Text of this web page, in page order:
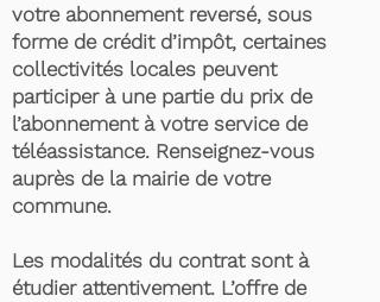
votre abonnement reversé, sous
forme de crédit d’impôt, certaines
collectivités locales peuvent
participer à une partie du prix de
l’abonnement à votre service de
téléassistance. Renseignez-vous
auprès de la mairie de votre
commune.
Les modalités du contrat sont à
étudier attentivement. L’offre de